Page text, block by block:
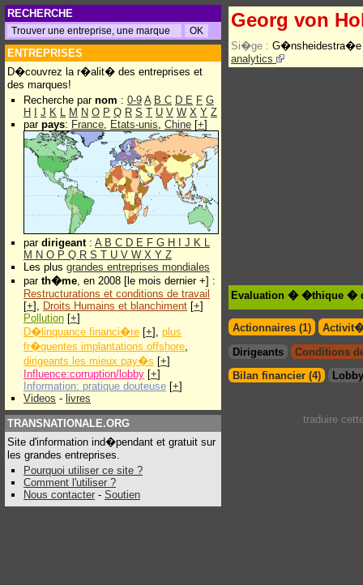
RECHERCHE
ENTREPRISES
D�couvrez la r�alit� des entreprises et
des marques!
Recherche par nom : 0-9 A B C D E F G
H
J K L M N O P Q R S T U V W X Y Z
par pays: France, Etats-unis, Chine [+]
par dirigeant: A B C D E F G H J K L
M N O P Q R S T U V W X Y Z
Les plus grandes entreprises mondiales
par th�me, en 2008 [le mois dernier +] :
Restructurations et conditions de travail
[+], Droits Humains et blanchiment [+]
Pollution [+]
D�linquance financi�re [+], plus
fr�quentes implantations offshore,
dirigeants les mieux pay�s [+]
Influence:corruption/lobby [+]
Information: pratique douteuse [+]
Videos - livres
TRANSNATIONALE.ORG
Site d'information ind�pendant et gratuit sur
les grandes entreprises.
Pourquoi utiliser ce site ?
Comment l'utiliser ?
Nous contacter - Soutien
Georg von
Si�ge : G�nsheidestra�e
analytics
Evaluation � �thique �
Actionnaires (1)
Dirigeants
Conditions
Bilan financier (4)
traduire